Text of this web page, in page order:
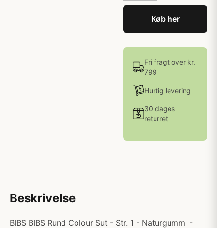
Køb her
Fri fragt over kr.
799
Hurtig levering
30 dages
returret
Beskrivelse
BIBS BIBS Rund Colour Sut - Str. 1 - Naturgummi -